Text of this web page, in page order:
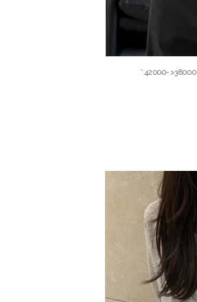
*42000->38000